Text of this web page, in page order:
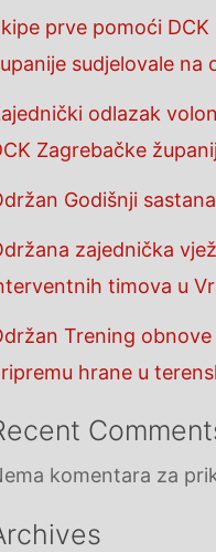
prve pomoći
sudjelovale na
odlazak
Zagrebačke
Godišnji
zajednička
timova u
Trening obnove
hrane u
komentara za